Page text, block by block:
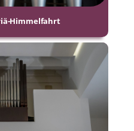
Himmelfahrt